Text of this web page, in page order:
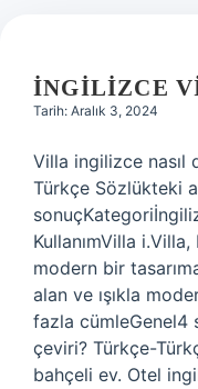
İNGILIZCE
Tarih: Aralık 3, 2024
Villa ingilizce nasıl
Türkçe Sözlükteki
KullanımVilla
modern bir
alan ve ışıkla
fazla cümleGenel4
çeviri? Türkçe-
bahçeli ev. Otel